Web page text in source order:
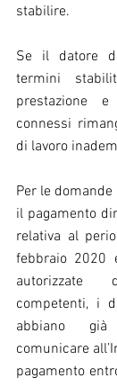
stabilire.
Se il datore
termini
prestazione
connessi
di lavoro
Per le
il pagamento
relativa al
febbraio 2020
autorizzate
competenti, i
abbiano già
comunicare
pagamento